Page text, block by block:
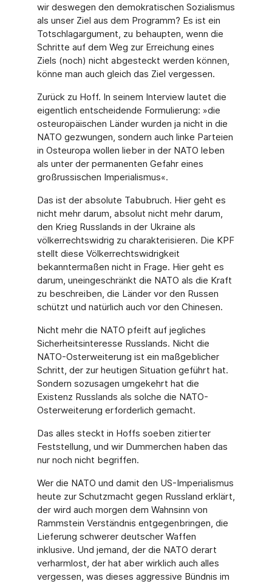
wir deswegen den demokratischen Sozialismus
als unser Ziel aus dem Programm? Es ist ein
Totschlagargument, zu behaupten, wenn die
Schritte auf dem Weg zur Erreichung eines
Ziels (noch) nicht abgesteckt werden können,
könne man auch gleich das Ziel vergessen.
Zurück zu Hoff. In seinem Interview lautet die
eigentlich entscheidende Formulierung: »die
osteuropäischen Länder wurden ja nicht in die
NATO gezwungen, sondern auch linke Parteien
in Osteuropa wollen lieber in der NATO leben
als unter der permanenten Gefahr eines
großrussischen Imperialismus«.
Das ist der absolute Tabubruch. Hier geht es
nicht mehr darum, absolut nicht mehr darum,
den Krieg Russlands in der Ukraine als
völkerrechtswidrig zu charakterisieren. Die KPF
stellt diese Völkerrechtswidrigkeit
bekanntermaßen nicht in Frage. Hier geht es
darum, uneingeschränkt die NATO als die Kraft
zu beschreiben, die Länder vor den Russen
schützt und natürlich auch vor den Chinesen.
Nicht mehr die NATO pfeift auf jegliches
Sicherheitsinteresse Russlands. Nicht die
NATO-Osterweiterung ist ein maßgeblicher
Schritt, der zur heutigen Situation geführt hat.
Sondern sozusagen umgekehrt hat die
Existenz Russlands als solche die NATO-
Osterweiterung erforderlich gemacht.
Das alles steckt in Hoffs soeben zitierter
Feststellung, und wir Dummerchen haben das
nur noch nicht begriffen.
Wer die NATO und damit den US-Imperialismus
heute zur Schutzmacht gegen Russland erklärt,
der wird auch morgen dem Wahnsinn von
Rammstein Verständnis entgegenbringen, die
Lieferung schwerer deutscher Waffen
inklusive. Und jemand, der die NATO derart
verharmlost, der hat aber wirklich auch alles
vergessen, was dieses aggressive Bündnis im